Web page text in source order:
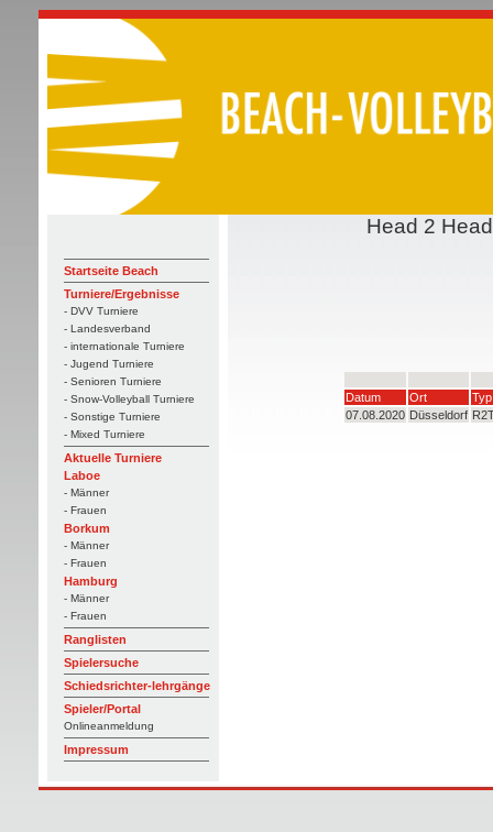
Startseite Beach
Turniere/Ergebnisse
- DVV Turniere
- Landesverband
- internationale Turniere
- Jugend Turniere
- Senioren Turniere
- Snow-Volleyball Turniere
- Sonstige Turniere
- Mixed Turniere
Aktuelle Turniere
Laboe
- Männer
- Frauen
Borkum
- Männer
- Frauen
Hamburg
- Männer
- Frauen
Ranglisten
Spielersuche
Schiedsrichter-lehrgänge
Spieler/Portal
Onlineanmeldung
Impressum
Head 2
Datum Ort
Typ
07.08.2020 Düsseldorf